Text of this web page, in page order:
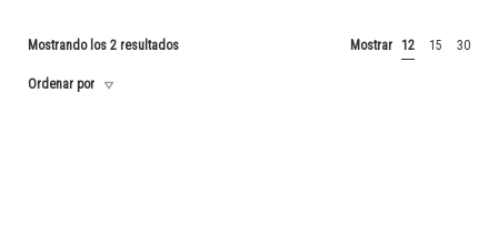
Mostrando los 2 resultados Mostrar 12 15 30
Ordenar por